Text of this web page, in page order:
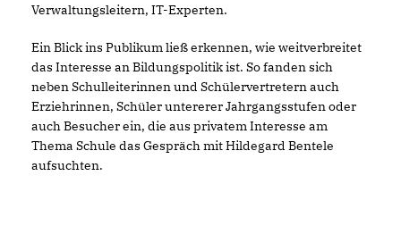
Verwaltungsleitern, IT-Experten.
Ein Blick ins Publikum ließ erkennen, wie weitverbreitet
das Interesse an Bildungspolitik ist. So fanden sich
neben Schulleiterinnen und Schülervertretern auch
Erziehrinnen, Schüler untererer Jahrgangsstufen oder
auch Besucher ein, die aus privatem Interesse am
Thema Schule das Gespräch mit Hildegard Bentele
aufsuchten.